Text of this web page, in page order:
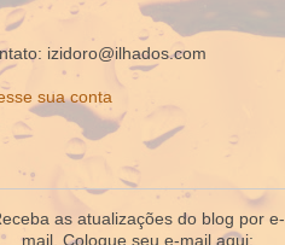
izidoro@ilhados.com
sua conta
as atualizações do blog por e-
mail. Coloque seu e-mail aqui: